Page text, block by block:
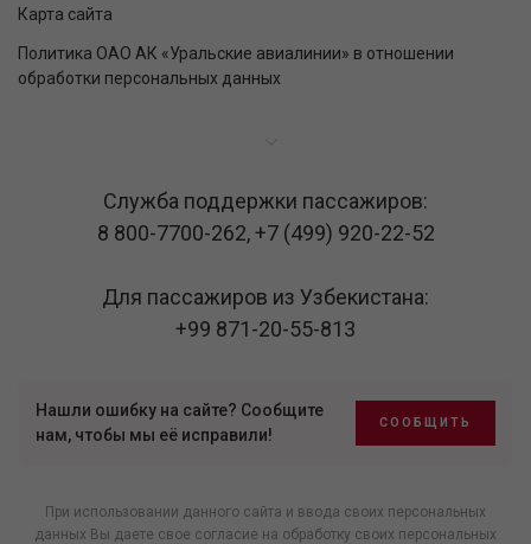
Карта сайта
Политика ОАО АК «Уральские авиалинии» в отношении
обработки персональных данных
Служба поддержки пассажиров:
8 800-7700-262,+7 (499) 920-22-52
Для пассажиров из Узбекистана:
+99 871-20-55-813
Нашли ошибку на сайте? Сообщите
нам, чтобы мы её исправили!
СООБЩИТЬ
При использовании данного сайта и ввода своих персональных
данных Вы даете свое согласие на обработку своих персональных